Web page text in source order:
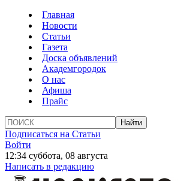
Главная
Новости
Статьи
Газета
Доска объявлений
Академгородок
О нас
Афиша
Прайс
Подписаться на Статьи
Войти
12:34 суббота, 08 августа
Написать в редакцию